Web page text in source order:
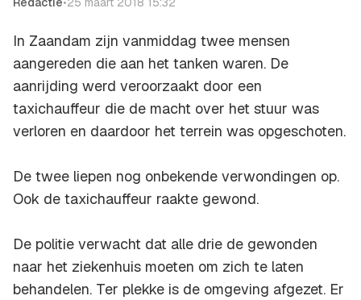
In Zaandam zijn vanmiddag twee mensen
aangereden die aan het tanken waren. De
aanrijding werd veroorzaakt door een
taxichauffeur die de macht over het stuur was
verloren en daardoor het terrein was opgeschoten.
De twee liepen nog onbekende verwondingen op.
Ook de taxichauffeur raakte gewond.
De politie verwacht dat alle drie de gewonden
naar het ziekenhuis moeten om zich te laten
behandelen. Ter plekke is de omgeving afgezet. Er